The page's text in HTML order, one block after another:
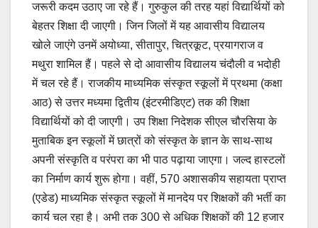
जरूरी कदम उठाए जा रहे हैं। गुरुकुल की तरह यहां विद्यार्थियों को
बेहतर शिक्षा दी जाएगी। जिन जिलों में यह आवासीय विद्यालय
खोले जाएंगे उनमें अयोध्या, सीतापुर, चित्रकूट, प्रयागराज व
मथुरा शामिल हैं। पहले से दो आवासीय विद्यालय चंदौली व भदोही
में चल रहे हैं। राजकीय माध्यमिक संस्कृत स्कूलों में प्रथमा (कक्षा
आठ) से उत्तर मध्यमा द्वितीय (इंटरमीडिएट) तक की शिक्षा
विद्यार्थियों को दी जाएगी। उप शिक्षा निदेशक सीएल चौरसिया के
मुताबिक इन स्कूलों में छात्रों को संस्कृत के ज्ञान के साथ-साथ
अपनी संस्कृति व परंपरा का भी पाठ पढ़ाया जाएगा। जल्द हास्टलों
का निर्माण कार्य शुरू होगा। वहीं, 570 अशासकीय सहायता प्राप्त
(एडेड) माध्यमिक संस्कृत स्कूलों में मानदेय पर शिक्षकों की भर्ती का
कार्य चल रहा है। अभी तक 300 से अधिक शिक्षकों की 12 हजार